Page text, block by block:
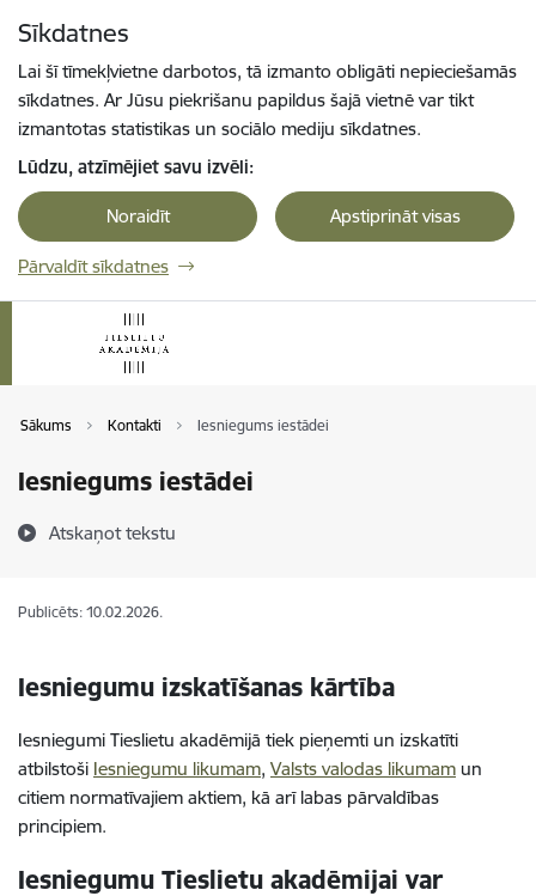
Sīkdatnes
Lai šī tīmekļvietne darbotos, tā izmanto obligāti nepieciešamās
sīkdatnes. Ar Jūsu piekrišanu papildus šajā vietnē var tikt
izmantotas statistikas un sociālo mediju sīkdatnes.
Lūdzu, atzīmējiet savu izvēli:
Noraidīt Apstiprināt visas
Pārvaldīt sīkdatnes
Sākums Kontakti Iesniegums iestādei
Iesniegums iestādei
Atskaņot tekstu
Publicēts: 10.02.2026.
Iesniegumu izskatīšanas kārtība
Iesniegumi Tieslietu akadēmijā tiek pieņemti un izskatīti
atbilstoši Iesniegumu likumam, Valsts valodas likumam un
citiem normatīvajiem aktiem, kā arī labas pārvaldības
principiem.
Iesniegumu Tieslietu akadēmijai var